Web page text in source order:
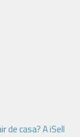
de casa? A iSell